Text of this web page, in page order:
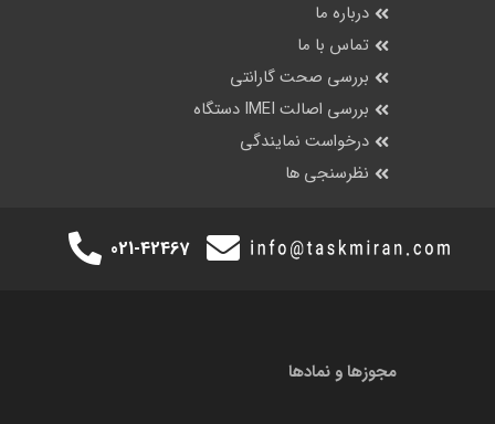
درباره ما
تماس با ما
بررسی صحت گارانتی
بررسی اصالت IMEI دستگاه
درخواست نمایندگی
نظرسنجی ها
021-42467
مجوزها و نمادها